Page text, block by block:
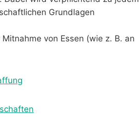
Grundlagen
von Essen (wie z. B. an